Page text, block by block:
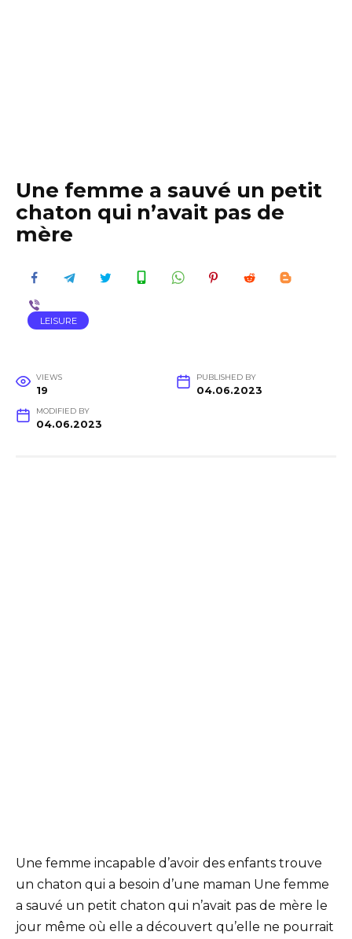
Une femme a sauvé un petit
chaton qui n’avait pas de
mère
LEISURE
VIEWS
19
PUBLISHED BY
04.06.2023
MODIFIED BY
04.06.2023
Une femme incapable d’avoir des enfants trouve
un chaton qui a besoin d’une maman Une femme
a sauvé un petit chaton qui n’avait pas de mère le
jour même où elle a découvert qu’elle ne pourrait